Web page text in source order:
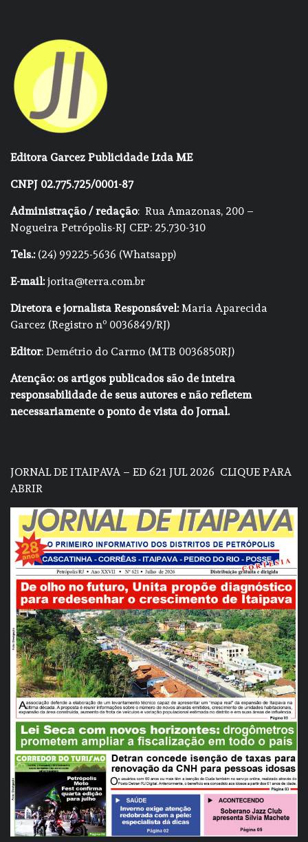
Editora Garcez Publicidade Ltda ME
CNPJ 02.775.725/0001-87
Administração / redação: Rua Amazonas, 200 –
Nogueira Petrópolis-RJ CEP: 25.730-310
Tels.:(24) 99225-5636 (Whatsapp)
E-mail:jorita@terra.com.br
Diretora e jornalista Responsável:Maria Aparecida
Garcez (Registro nº 0036849/RJ)
Editor: Demétrio do Carmo (MTB 0036850RJ)
Atenção: os artigos publicados são de inteira
responsabilidade de seus autores e não refletem
necessariamente o ponto de vista do Jornal.
JORNAL DE ITAIPAVA – ED 621 JUL 2026 CLIQUE PARA
ABRIR